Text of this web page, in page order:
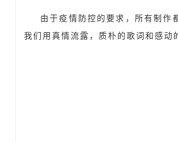
由于疫情防控的要求，所有制作
我们用真情流露，质朴的歌词和感动